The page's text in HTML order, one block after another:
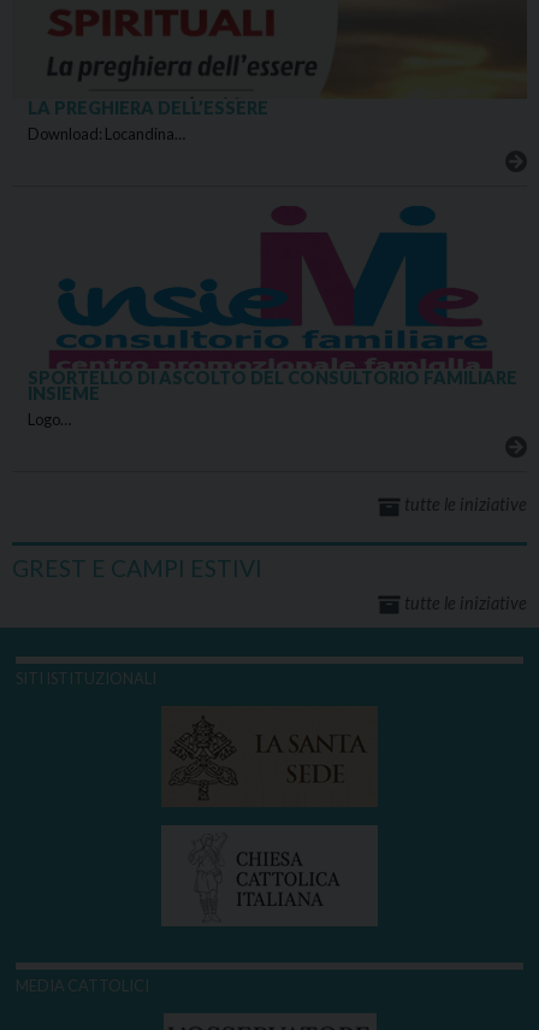
LA PREGHIERA DELL’ESSERE
Download: Locandina…
SPORTELLO DI ASCOLTO DEL CONSULTORIO FAMILIARE
INSIEME
Logo…
tutte le iniziative
GREST E CAMPI ESTIVI
tutte le iniziative
SITI ISTITUZIONALI
MEDIA CATTOLICI